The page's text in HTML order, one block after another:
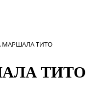
МАРШАЛА ТИТО
ТИТО